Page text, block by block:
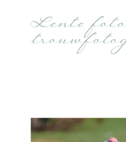
Lente